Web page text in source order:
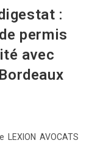
:
permis
avec
AVOCATS